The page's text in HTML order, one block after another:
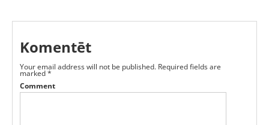
Komentēt
Your email address will not be published. Required fields are
marked*
Comment